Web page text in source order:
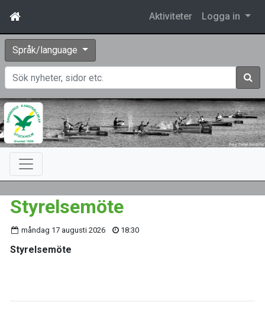
Aktiviteter Logga in
Språk/language
Sök
Styrelsemöte
måndag 17 augusti 2026 18:30
Styrelsemöte